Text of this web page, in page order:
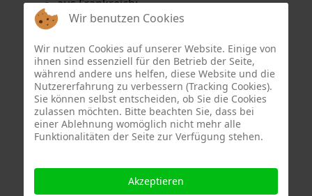
aus Frankreich:
Hélène Argo,Didier Bonnot
Eric Schaftlein.
aus den Niederlanden:
Dorrety Brookhuis,Natalia Dik,Elise
EekhoutundHenny Schaapman
aus Deutschland:
Salomé Herbst,Andrea Jungnitsch,
Lanzl,Heidrun MalComes,Christa Mayer-
Guntram Prochaska
Wir benutzen Cookies
Wir nutzen Cookies auf unserer Website. Einige von
ihnen sind essenziell für den Betrieb der Seite,
während andere uns helfen, diese Website und die
Nutzererfahrung zu verbessern (Tracking Cookies).
Sie können selbst entscheiden, ob Sie die Cookies
zulassen möchten. Bitte beachten Sie, dass bei
einer Ablehnung womöglich nicht mehr alle
Funktionalitäten der Seite zur Verfügung stehen.
Akzeptieren